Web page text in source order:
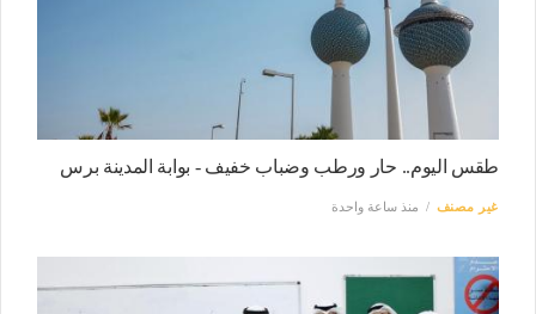
طقس اليوم.. حار ورطب وضباب خفيف - بوابة المدينة برس
غير مصنف منذ ساعة واحدة